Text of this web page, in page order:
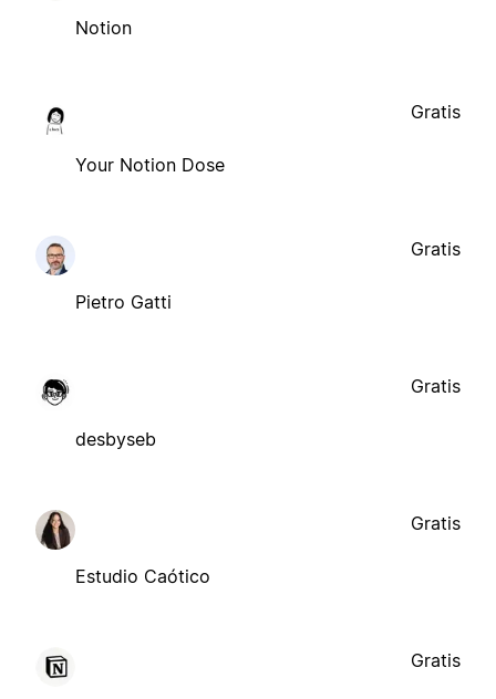
Notion
Your Notion Dose
Gratis
Pietro Gatti
Gratis
desbyseb
Gratis
Estudio Caótico
Gratis
Gratis